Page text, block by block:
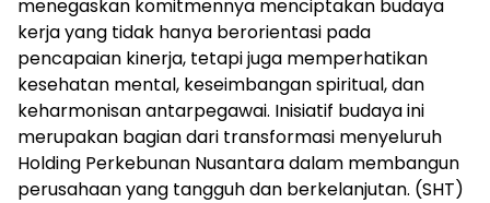
menegaskan komitmennya menciptakan budaya
kerja yang tidak hanya berorientasi pada
pencapaian kinerja, tetapi juga memperhatikan
kesehatan mental, keseimbangan spiritual, dan
keharmonisan antarpegawai. Inisiatif budaya ini
merupakan bagian dari transformasi menyeluruh
Holding Perkebunan Nusantara dalam membangun
perusahaan yang tangguh dan berkelanjutan. (SHT)